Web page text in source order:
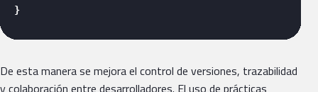
}
De esta manera se mejora el control de versiones, trazabilidad
y colaboración entre desarrolladores. El uso de prácticas